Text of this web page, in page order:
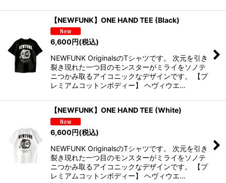
【NEWFUNK】ONE HAND TEE (Black)
6,600円(税込)
NEWFUNK OriginalsのTシャツです。 次元を引き
裂き現れた一つ目のモンスターがミライをソノテ
ニつかみ取るアイコニックなデザインです。 【プ
レミアムコットンボディー】 ヘヴィウエ…
【NEWFUNK】ONE HAND TEE (White)
6,600円(税込)
NEWFUNK OriginalsのTシャツです。 次元を引き
裂き現れた一つ目のモンスターがミライをソノテ
ニつかみ取るアイコニックなデザインです。 【プ
レミアムコットンボディー】 ヘヴィウエ…